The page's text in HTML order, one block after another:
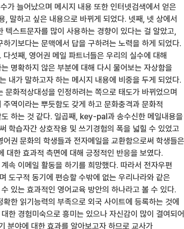
가 늘어났으며 메시지 내용 또한 인터넷검색에서 얻은
, 말하고 싶은 내용으로 바뀌게 되었다. 넷째, 넷 상에서
텍스트문자를 많이 사용하는 경향이 있다는 걸 알았고,
기보다는 문맥에서 답을 구하려는 노력을 하게 되었다.
섯째, 영어권 메일 파트너들은 우리의 실수에 대해
명확하지 않은 부분에 대해 다시 물어보는 자상함을
내가 말하고자 하는 메시지 내용에 비중을 두게 되었다.
문화적상대성을 인정하려는 쪽으로 태도가 바뀌었으며
역이라는 뿌듯함도 갖게 하고 문화충격과 문화적
하는 것 같다. 일곱째, key-pal과 송수신한 메일내용을
학습자간 상호작용 및 쓰기경험의 폭을 넓힐 수 있었고
권 문화의 학생들과 전자메일을 교환함으로써 학생들은
대한 효과적 측면에 대해 긍정적인 반응을 보였다.
속 이메일 활동을 하기를 희망했다. 따라서 전자우편
도구적 동기에 편승할 수밖에 없는 우리나라와 같은
있는 효과적인 영어교육 방안의 하나라고 볼 수 있다.
한 읽기능력의 부족으로 외국 사이트에 등록하는 것에
한 경험미숙으로 흥미는 있으나 자신감이 많이 결여되어
분야에 대한 효과를 알아보고자 하므로 교사가